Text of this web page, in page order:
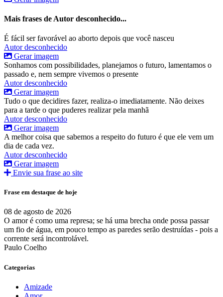
Mais frases de Autor desconhecido...
É fácil ser favorável ao aborto depois que você nasceu
Autor desconhecido
Gerar imagem
Sonhamos com possibilidades, planejamos o futuro, lamentamos o
passado e, nem sempre vivemos o presente
Autor desconhecido
Gerar imagem
Tudo o que decidires fazer, realiza-o imediatamente. Não deixes
para a tarde o que puderes realizar pela manhã
Autor desconhecido
Gerar imagem
A melhor coisa que sabemos a respeito do futuro é que ele vem um
dia de cada vez.
Autor desconhecido
Gerar imagem
Envie sua frase ao site
Frase em destaque de hoje
08 de agosto de 2026
O amor é como uma represa; se há uma brecha onde possa passar
um fio de água, em pouco tempo as paredes serão destruídas - pois a
corrente será incontrolável.
Paulo Coelho
Categorias
Amizade